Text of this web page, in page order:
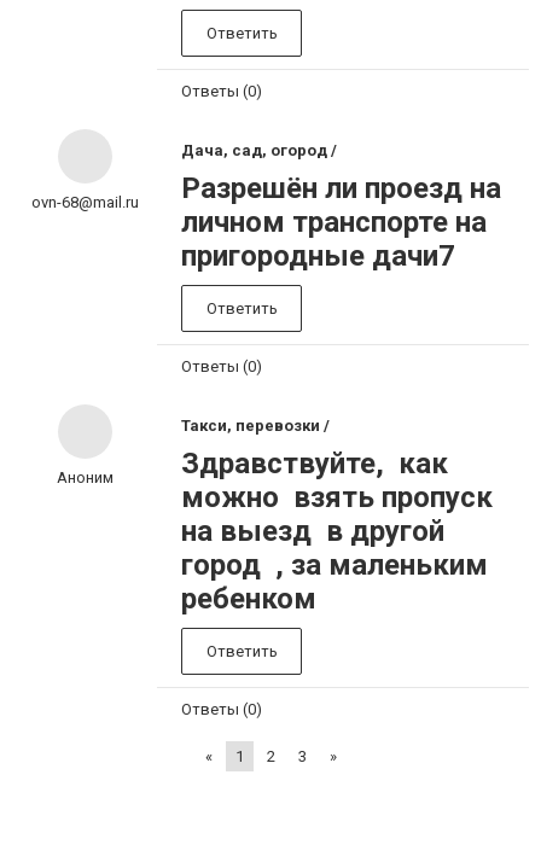
Ответить
Ответы (0)
ovn-68@mail.ru
Дача, сад, огород /
Разрешён ли проезд на
личном транспорте на
пригородные дачи7
Ответить
Ответы (0)
Аноним
Такси, перевозки /
Здравствуйте, как
можно взять пропуск
на выезд в другой
город , за маленьким
ребенком
Ответить
Ответы (0)
« 1 2 3 »